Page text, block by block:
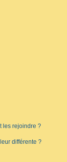
les rejoindre ?
différente ?